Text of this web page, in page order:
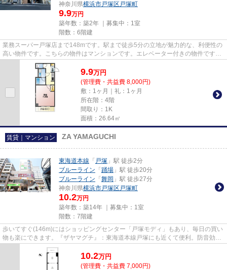
神奈川県横浜市戸塚区 戸塚町
9.9万円
築年数：築2年 ｜募集中： 1室
階数：6階建
業務スーパー戸塚店まで148mです。駅まで徒歩5分の立地が魅力的な、利便性の
高い物件です。こちらの物件はマンションです。エレベーター付きの物件です。
アパマンメイトでは横浜市戸塚...
9.9万円
(管理費・共益費 8,000円)
敷：1ヶ月｜礼：1ヶ月
所在階：4階
間取り：1K
面積：26.64㎡
賃貸｜マンション ZA YAMAGUCHI
東海道本線 「 戸塚 」駅 徒歩2分
ブルーライン 「 踊場 」駅 徒歩20分
ブルーライン 「 舞岡 」駅 徒歩27分
神奈川県横浜市戸塚区 戸塚町
10.2万円
築年数：築14年 ｜募集中： 1室
階数：7階建
歩いてすぐ(146m)にはショッピングセンター「戸塚モディ」もあり、毎日の買い
物も楽にできます。『ザヤマグチ』：東海道本線戸塚にも近くて便利。防音効果
や耐火性の高い鉄筋コンクリ...
10.2万円
(管理費・共益費 7,000円)